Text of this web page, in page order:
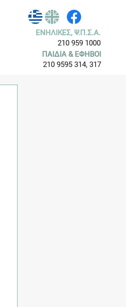
ΕΝΗΛΙΚΕΣ, Ψ.Π.Σ.Α.
210 959 1000
ΠΑΙΔΙΑ & ΕΦΗΒΟΙ
210 9595 314, 317